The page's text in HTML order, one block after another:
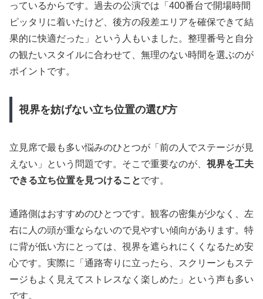
っているからです。過去の公演では「400番台で開場時間
ピッタリに着いたけど、後方の段差エリアを確保できて結
果的に快適だった」という人もいました。整理番号と自分
の観たいスタイルに合わせて、無理のない時間を選ぶのが
ポイントです。
視界を妨げない立ち位置の選び方
立見席で最も多い悩みのひとつが「前の人でステージが見
えない」という問題です。そこで重要なのが、 視界を工夫
できる立ち位置を見つけることです。
通路側はおすすめのひとつです。観客の密集が少なく、左
右に人の頭が重ならないので見やすい傾向があります。特
に背が低い方にとっては、視界を遮られにくくなるため安
心です。実際に「通路寄りに立ったら、スクリーンもステ
ージもよく見えてストレスなく楽しめた」という声も多い
です。